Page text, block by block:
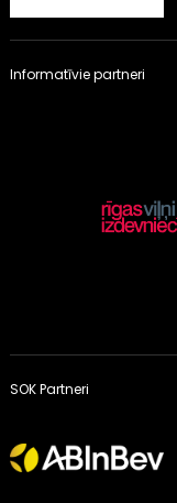
Informatīvie partneri
SOK Partneri